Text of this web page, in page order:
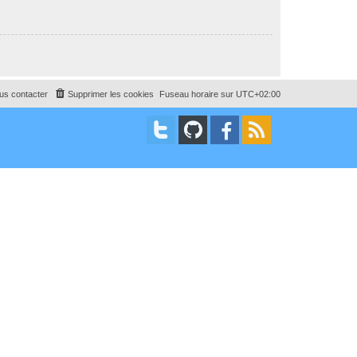
Fuseau horaire sur UTC+02:00
Supprimer les cookies
contacter